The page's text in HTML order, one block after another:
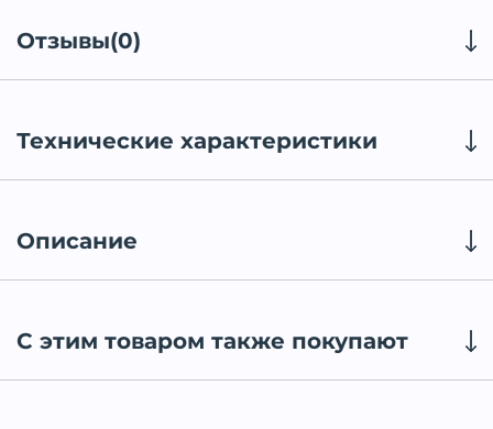
Отзывы(0)
Технические характеристики
Описание
С этим товаром также покупают